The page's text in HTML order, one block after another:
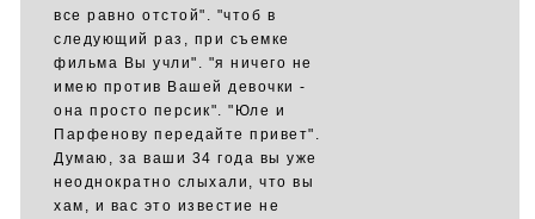
все равно отстой". "чтоб в
следующий раз, при съемке
фильма Вы учли". "я ничего не
имею против Вашей девочки -
она просто персик". "Юле и
Парфенову передайте привет".
Думаю, за ваши 34 года вы уже
неоднократно слыхали, что вы
хам, и вас это известие не